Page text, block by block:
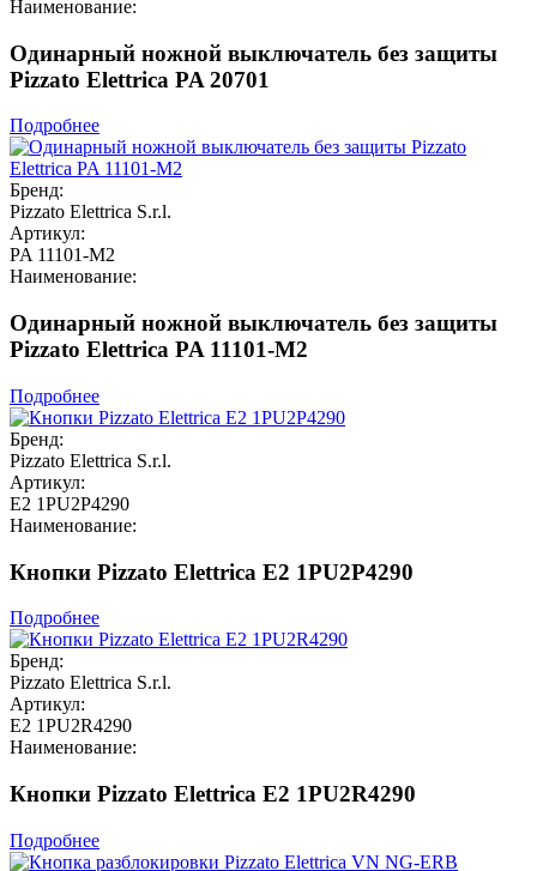
Наименование:
Одинарный ножной выключатель без защиты
Pizzato Elettrica PA 20701
Подробнее
Бренд:
Pizzato Elettrica S.r.l.
Артикул:
PA 11101-M2
Наименование:
Одинарный ножной выключатель без защиты
Pizzato Elettrica PA 11101-M2
Подробнее
Бренд:
Pizzato Elettrica S.r.l.
Артикул:
E2 1PU2P4290
Наименование:
Кнопки Pizzato Elettrica E2 1PU2P4290
Подробнее
Бренд:
Pizzato Elettrica S.r.l.
Артикул:
E2 1PU2R4290
Наименование:
Кнопки Pizzato Elettrica E2 1PU2R4290
Подробнее